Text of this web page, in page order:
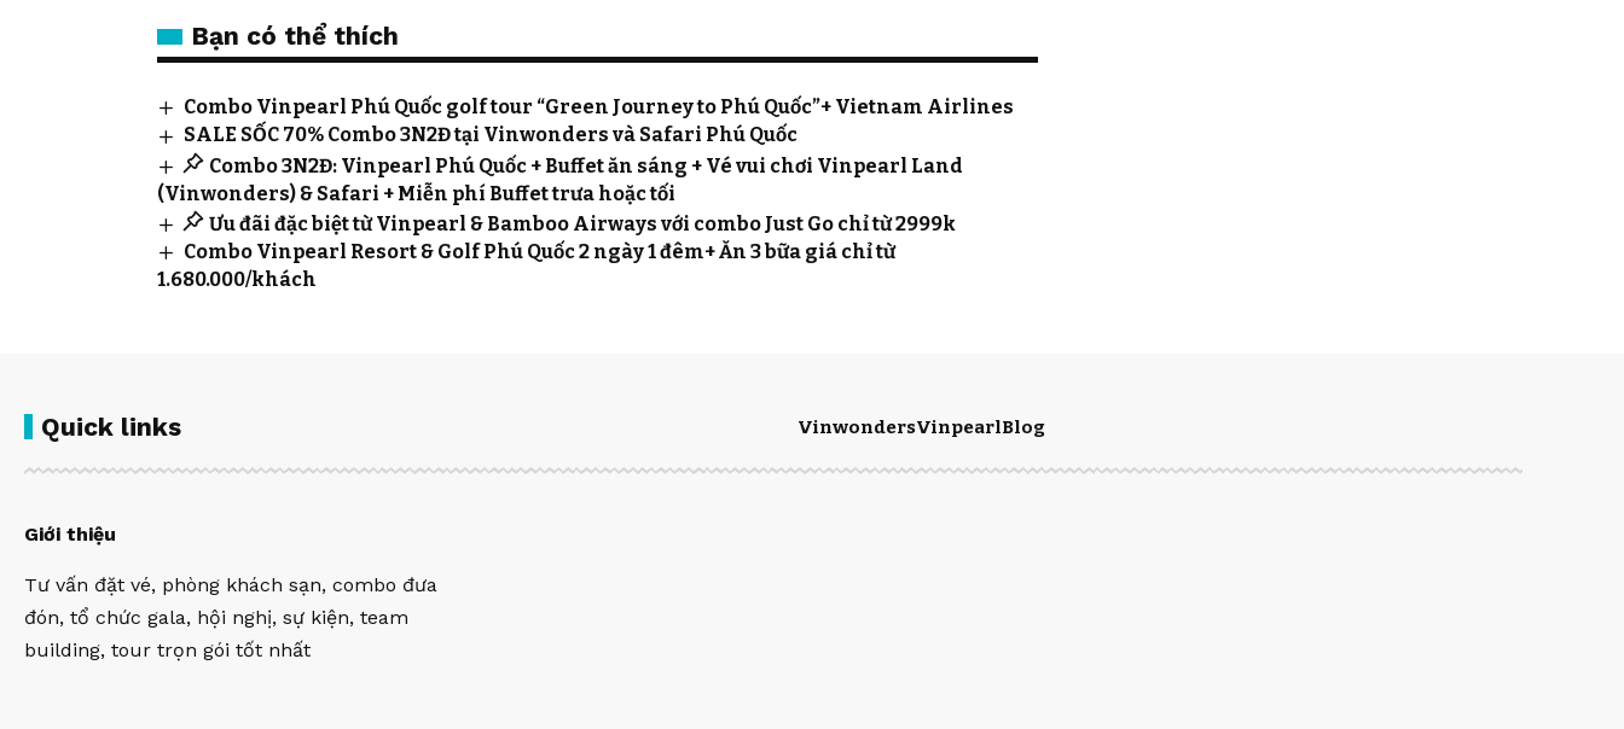
Bạn có thể thích
Combo Vinpearl Phú Quốc golf tour “Green Journey to Phú Quốc”+ Vietnam Airlines
SALE SỐC 70% Combo 3N2Đ tại Vinwonders và Safari Phú Quốc
Combo 3N2Đ: Vinpearl Phú Quốc + Buffet ăn sáng + Vé vui chơi Vinpearl Land
(Vinwonders) & Safari + Miễn phí Buffet trưa hoặc tối
Ưu đãi đặc biệt từ Vinpearl & Bamboo Airways với combo Just Go chỉ từ 2999k
Combo Vinpearl Resort & Golf Phú Quốc 2 ngày 1 đêm+ Ăn 3 bữa giá chỉ từ
1.680.000/khách
Quick links VinwondersVinpearlBlog
Giới thiệu
Tư vấn đặt vé, phòng khách sạn, combo đưa
đón, tổ chức gala, hội nghị, sự kiện, team
building, tour trọn gói tốt nhất